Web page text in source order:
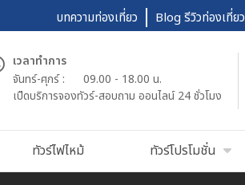
บทความท่องเที่ยว Blog รีวิวท่องเที่ยว
เวลาทำการ
จันทร์-ศุกร์ :
09.00 - 18.00 น.
เปืดบริการจองทัวร์-สอบถาม ออนไลน์ 24 ชั่วโมง
ทัวร์ไฟไหม้ ทัวร์โปรโมชั่น